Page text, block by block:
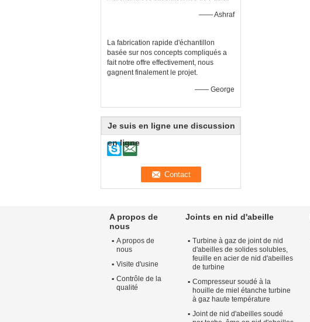
—— Ashraf
La fabrication rapide d'échantillon
basée sur nos concepts compliqués a
fait notre offre effectivement, nous
gagnent finalement le projet.
—— George
Je suis en ligne une discussion
en ligne
A propos de
nous
A propos de
nous
Visite d'usine
Contrôle de la
qualité
Joints en nid d'abeille
Turbine à gaz de joint de nid
d'abeilles de solides solubles,
feuille en acier de nid d'abeilles
de turbine
Compresseur soudé à la
houille de miel étanche turbine
à gaz haute température
Joint de nid d'abeilles soudé